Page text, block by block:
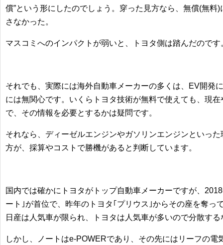
償”という形にしたのでしょう。穿った見方なら、無償(無料
さなかった。
マスコミへのインパクトが弱いと、トヨタ側は踏んだのです
それでも、実際には海外自動車メーカーの多くは、EV開発
には無関心です。いくらトヨタ技術が無料で使えても、現
で、その情報を必要とするかは疑問です。
それなら、ディーゼルエンジンやガソリンエンジンといっ
方が、採算やコストで勝機があると判断しています。
国内では確かにトヨタがトップ自動車メーカーですが、
ート｣が首位で、昨年のトヨタ｢プリウス｣からその座を奪っ
日産は人気車が限られ、トヨタは人気車が多いので分散す
しかし、ノートはe-POWERであり、その先にはリーフの